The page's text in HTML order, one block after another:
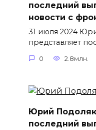
последний
новости с
31 июля 2024
представляет
0 2.8млн.
Юрий
последний